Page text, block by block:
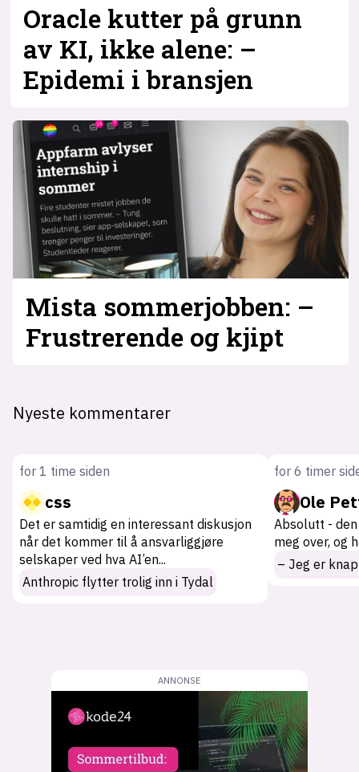
Oracle kutter på grunn
av KI, ikke alene: –
Epidemi i bransjen
Mista sommer­jobben: –
Frustrerende og kjipt
Nyeste kommentarer
for 1 time siden
css
Det er samtidig en interessant diskusjon
når det kommer til å ansvarliggjøre
selskaper ved hva AI’en...
Anthropic flytter trolig inn i Tydal
for 6 timer
Ole
Absolutt -
meg over, og
– Jeg er